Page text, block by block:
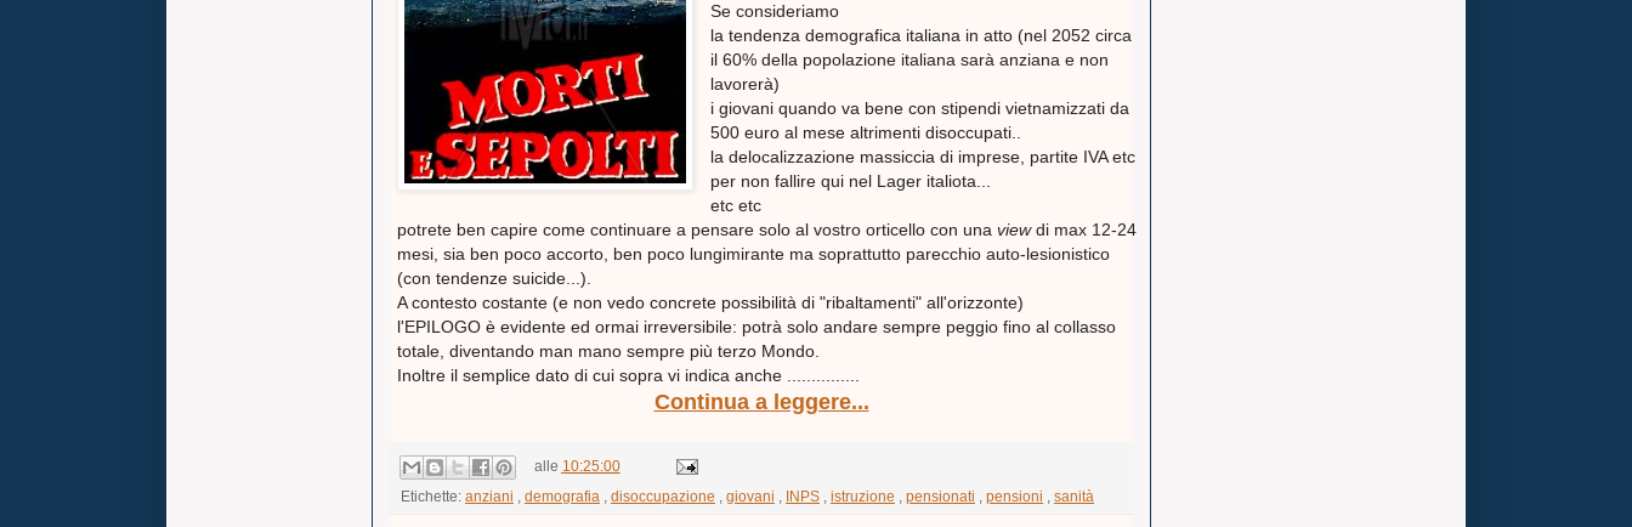
Se consideriamo
la tendenza demografica italiana in atto (nel 2052 circa
il 60% della popolazione italiana sarà anziana e non
lavorerà)
i giovani quando va bene con stipendi vietnamizzati da
500 euro al mese altrimenti disoccupati..
la delocalizzazione massiccia di imprese, partite IVA etc
per non fallire qui nel Lager italiota...
etc etc
potrete ben capire come continuare a pensare solo al vostro orticello con una viewdi max 12-24
mesi, sia ben poco accorto, ben poco lungimirante ma soprattutto parecchio auto-lesionistico
(con tendenze suicide...).
A contesto costante (e non vedo concrete possibilità di "ribaltamenti" all'orizzonte)
l'EPILOGO è evidente ed ormai irreversibile: potrà solo andare sempre peggio fino al collasso
totale, diventando man mano sempre più terzo Mondo.
Inoltre il semplice dato di cui sopra vi indica anche ...............
Continua a leggere...
alle 10:25:00
Etichette: anziani demografia disoccupazione giovani INPS istruzione pensionati pensioni sanità